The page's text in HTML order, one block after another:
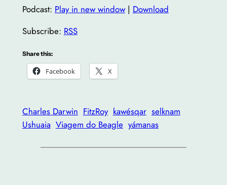
Podcast: Play in new window| Download
Subscribe: RSS
Share this:
Facebook X
Charles Darwin FitzRoy kawésqar selknam
Ushuaia Viagem do Beagle yámanas